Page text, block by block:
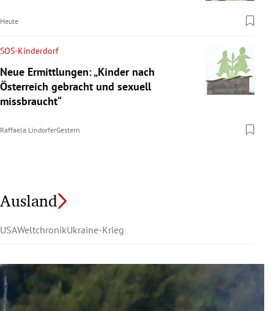
Heute
SOS-Kinderdorf
Neue Ermittlungen: „Kinder nach
Österreich gebracht und sexuell
missbraucht“
Raffaela LindorferGestern
Ausland
USAWeltchronikUkraine-Krieg